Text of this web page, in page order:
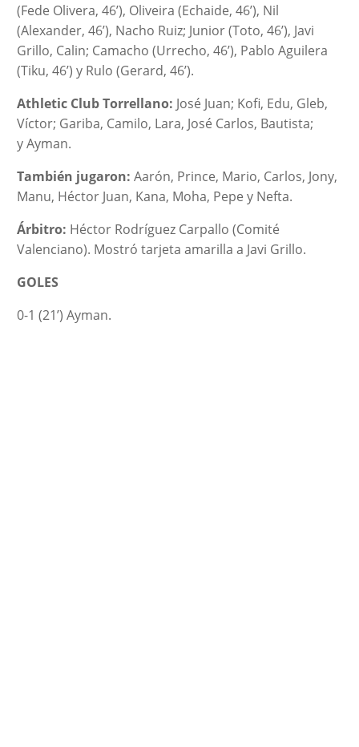
(Fede Olivera, 46’), Oliveira (Echaide, 46’), Nil
(Alexander, 46’), Nacho Ruiz; Junior (Toto, 46’), Javi
Grillo, Calin; Camacho (Urrecho, 46’), Pablo Aguilera
(Tiku, 46’) y Rulo (Gerard, 46’).
Athletic Club Torrellano: José Juan; Kofi, Edu, Gleb,
Víctor; Gariba, Camilo, Lara, José Carlos, Bautista;
y Ayman.
También jugaron: Aarón, Prince, Mario, Carlos, Jony,
Manu, Héctor Juan, Kana, Moha, Pepe y Nefta.
Árbitro: Héctor Rodríguez Carpallo (Comité
Valenciano). Mostró tarjeta amarilla a Javi Grillo.
GOLES
0-1 (21’) Ayman.